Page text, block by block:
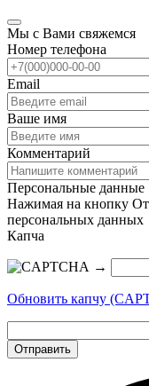
Мы с Вами свяжемся
Номер телефона
Email
Ваше имя
Комментарий
Персональные данные
Нажимая на кнопку
персональных данных
Капча
→
Обновить капчу
Отправить